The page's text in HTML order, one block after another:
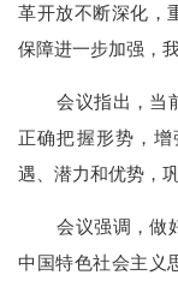
革开放不断深化，
保障进一步加强，
会议指出，当
正确把握形势，
遇、潜力和优势，
会议强调，做
中国特色社会主义